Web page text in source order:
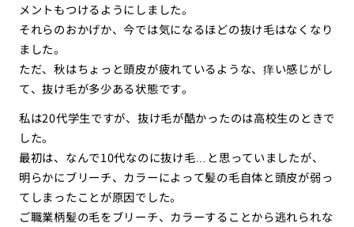
メントもつけるようにしました。
それらのおかげか、今では気になるほどの抜け毛はなくなり
ました。
ただ、秋はちょっと頭皮が疲れているような、痒い感じがし
て、抜け毛が多少ある状態です。
私は20代学生ですが、抜け毛が酷かったのは高校生のときで
した。
最初は、なんで10代なのに抜け毛…と思っていましたが、
明らかにブリーチ、カラーによって髪の毛自体と頭皮が弱っ
てしまったことが原因でした。
ご職業柄髪の毛をブリーチ、カラーすることから逃れられな